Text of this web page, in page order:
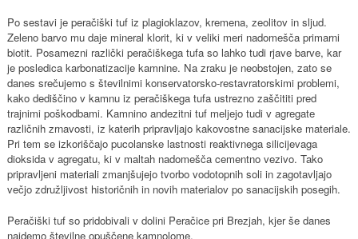
Po sestavi je peračiški tuf iz plagioklazov, kremena, zeolitov in sljud.
Zeleno barvo mu daje mineral klorit, ki v veliki meri nadomešča primarni
biotit. Posamezni različki peračiškega tufa so lahko tudi rjave barve, kar
je posledica karbonatizacije kamnine. Na zraku je neobstojen, zato se
danes srečujemo s številnimi konservatorsko-restavratorskimi problemi,
kako dediščino v kamnu iz peračiškega tufa ustrezno zaščititi pred
trajnimi poškodbami. Kamnino andezitni tuf meljejo tudi v agregate
različnih zrnavosti, iz katerih pripravljajo kakovostne sanacijske materiale.
Pri tem se izkoriščajo pucolanske lastnosti reaktivnega silicijevaga
dioksida v agregatu, ki v maltah nadomešča cementno vezivo. Tako
pripravljeni materiali zmanjšujejo tvorbo vodotopnih soli in zagotavljajo
večjo združljivost historičnih in novih materialov po sanacijskih posegih.
Peračiški tuf so pridobivali v dolini Peračice pri Brezjah, kjer še danes
najdemo številne opuščene kamnolome.